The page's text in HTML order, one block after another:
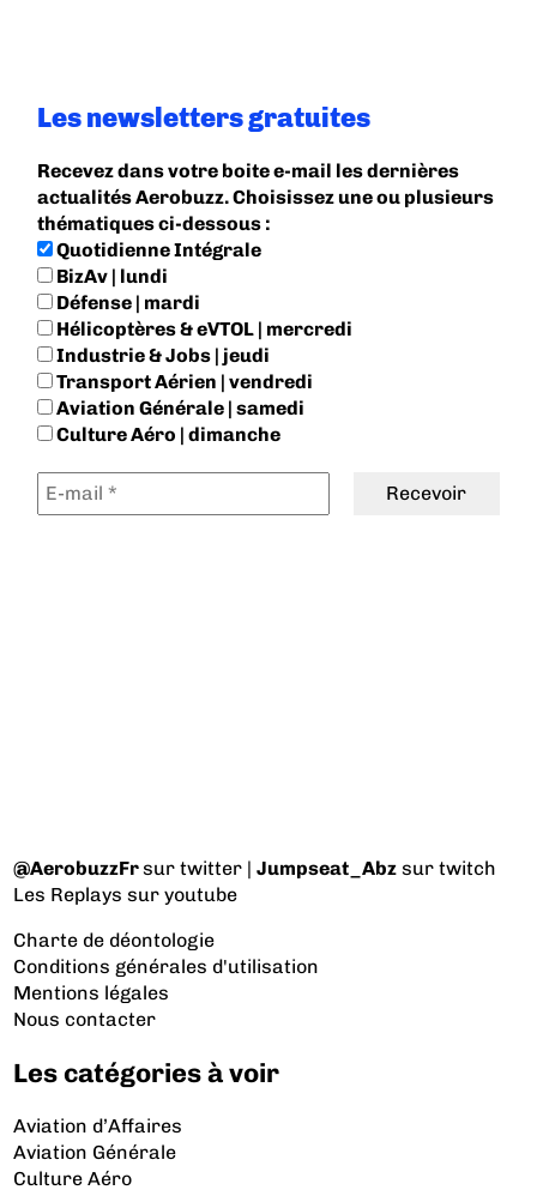
Les newsletters gratuites
Recevez dans votre boite e-mail les dernières
actualités Aerobuzz. Choisissez une ou plusieurs
thématiques ci-dessous :
Quotidienne Intégrale
BizAv | lundi
Défense | mardi
Hélicoptères & eVTOL | mercredi
Industrie & Jobs | jeudi
Transport Aérien | vendredi
Aviation Générale | samedi
Culture Aéro | dimanche
@AerobuzzFrsur twitter |Jumpseat_Abz sur twitch
Les Replays sur youtube
Charte de déontologie
Conditions générales d'utilisation
Mentions légales
Nous contacter
Les catégories à voir
Aviation d’Affaires
Aviation Générale
Culture Aéro